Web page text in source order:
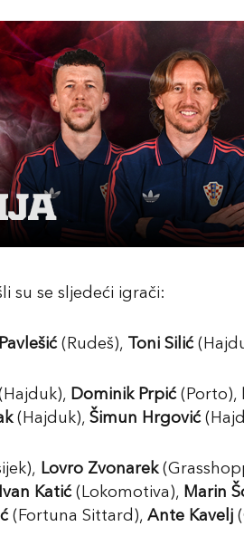
su se sljedeći igrači:
(Rudeš), Toni Silić
Dominik Prpić(Porto),
(Hajduk), Šimun Hrgović
Lovro Zvonarek
Ivan Katić(Lokomotiva), Marin
(Fortuna Sittard), Ante Kavelj